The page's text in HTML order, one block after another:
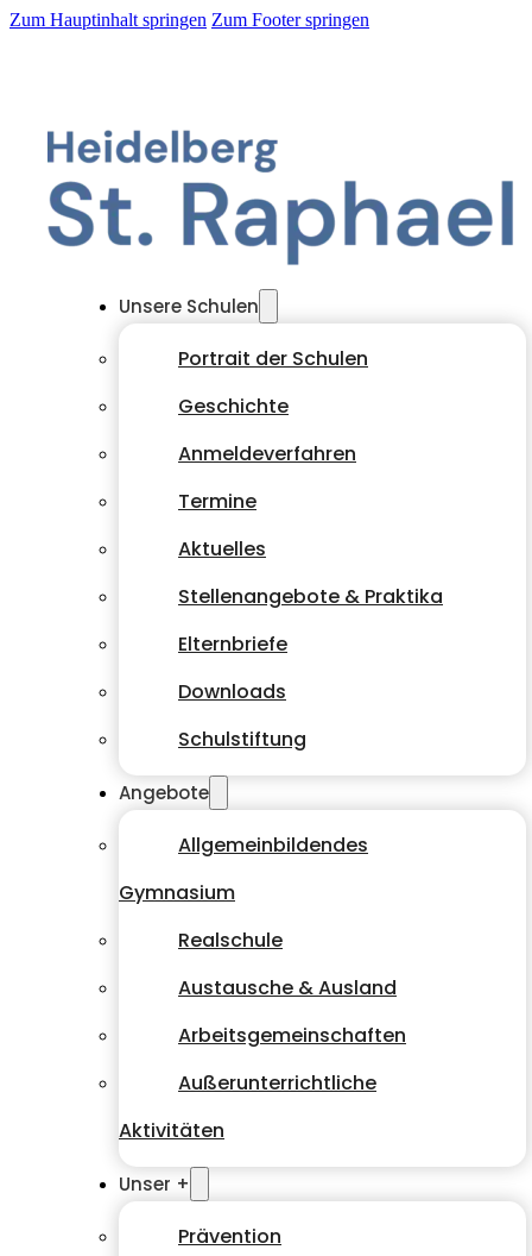
Zum Hauptinhalt springen Zum Footer springen
Unsere Schulen
Portrait der Schulen
Geschichte
Anmeldeverfahren
Termine
Aktuelles
Stellenangebote & Praktika
Elternbriefe
Downloads
Schulstiftung
Angebote
Allgemeinbildendes
Gymnasium
Realschule
Austausche & Ausland
Arbeitsgemeinschaften
Außerunterrichtliche
Aktivitäten
Unser +
Prävention